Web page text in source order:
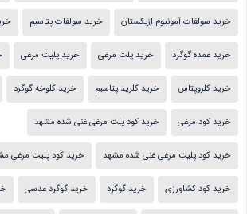
خرید سولفات آمونیوم ازبکستان خرید سولفات پتاسیم
خرید عمده گوگرد خرید پلت مرغی خرید پلیت مرغی
خرید کلروپتاس خرید کلرید پتاسیم خرید کلوخه گوگرد
خرید کود مرغی خرید کود پلت مرغی غنی شده مشهد
خرید کود پلیت مرغی غنی شده مشهد خرید کود پلیت مرغی
خرید کود کشاورزی خرید گوگرد خرید گوگرد عدسی